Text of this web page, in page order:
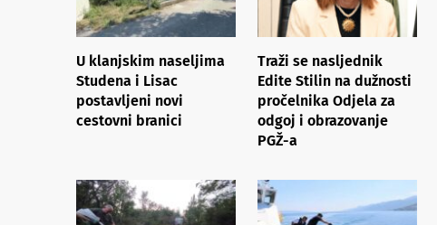
U klanjskim naseljima
Studena i Lisac
postavljeni novi
cestovni branici
Traži se nasljednik
Edite Stilin na dužnosti
pročelnika Odjela za
odgoj i obrazovanje
PGŽ-a